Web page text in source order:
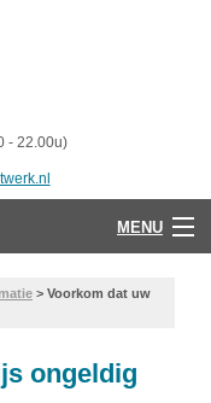
- 22.00u)
MENU
> Voorkom dat uw
ongeldig